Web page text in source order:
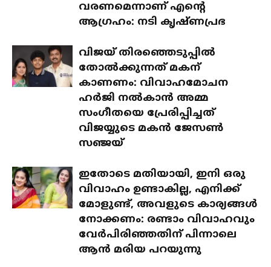
വരണമെന്നാണ് എന്റെ
ആഗ്രഹം: നടി കൃഷ്ണപ്രഭ
വിജയ് തിരഞ്ഞെടുപ്പിൽ
തോൽക്കുന്നത് മകന്
കാണണം: വിവാഹമോചന
ഹർജി നൽകാൻ അമ്മ
സംഗീതയെ പ്രേരിപ്പിച്ചത്
വിജയ്യുടെ മകൻ ജേസൺ
സഞ്ജയ്
ഇതോടെ മതിയായി, ഇനി ഒരു
വിവാഹം ഉണ്ടാകില്ല, എനിക്ക്
മോളുണ്ട്, അവളുടെ കാര്യങ്ങൾ
നോക്കണം: രണ്ടാം വിവാഹവും
വേർപിരിഞ്ഞതിന് പിന്നാലെ
ആൻ മരിയ പറയുന്നു